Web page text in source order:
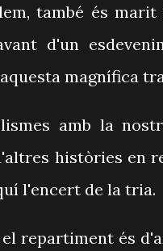
també és
d'un
magnífica
amb la
històries en
l'encert de la tria.
repartiment és